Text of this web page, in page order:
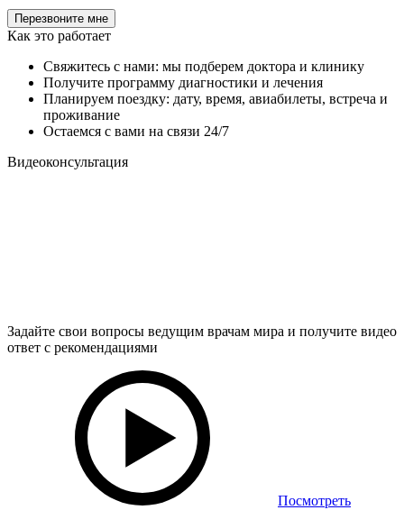
Как это работает
Свяжитесь с нами: мы подберем доктора и клинику
Получите программу диагностики и лечения
Планируем поездку: дату, время, авиабилеты, встреча и
проживание
Остаемся с вами на связи 24/7
Видеоконсультация
Задайте свои вопросы ведущим врачам мира и получите видео
ответ с рекомендациями
Посмотреть